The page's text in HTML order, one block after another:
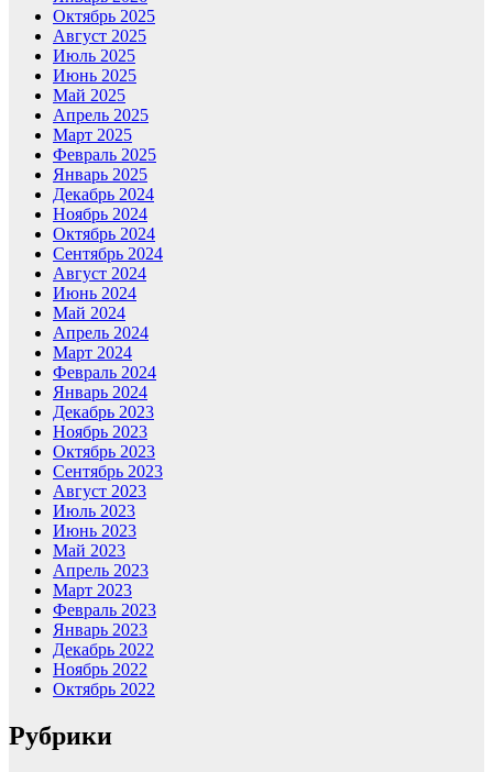
Октябрь 2025
Август 2025
Июль 2025
Июнь 2025
Май 2025
Апрель 2025
Март 2025
Февраль 2025
Январь 2025
Декабрь 2024
Ноябрь 2024
Октябрь 2024
Сентябрь 2024
Август 2024
Июнь 2024
Май 2024
Апрель 2024
Март 2024
Февраль 2024
Январь 2024
Декабрь 2023
Ноябрь 2023
Октябрь 2023
Сентябрь 2023
Август 2023
Июль 2023
Июнь 2023
Май 2023
Апрель 2023
Март 2023
Февраль 2023
Январь 2023
Декабрь 2022
Ноябрь 2022
Октябрь 2022
Рубрики